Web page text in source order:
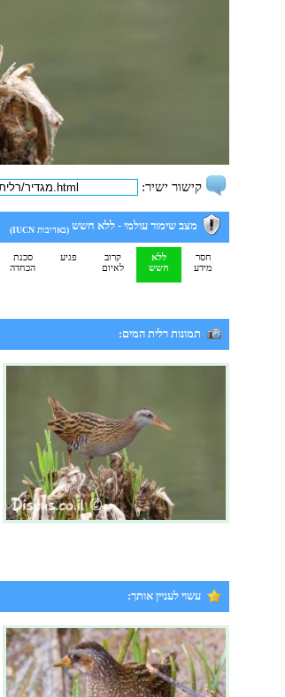
קישור ישיר:
מצב שימור עולמי - ללא חשש (באדיבות IUCN
)
חסר
מידע
ללא
חשש
קרוב
לאיום
פגיע
סכנת
הכחדה
תמונות רלית המים:
עשוי לעניין אותך: